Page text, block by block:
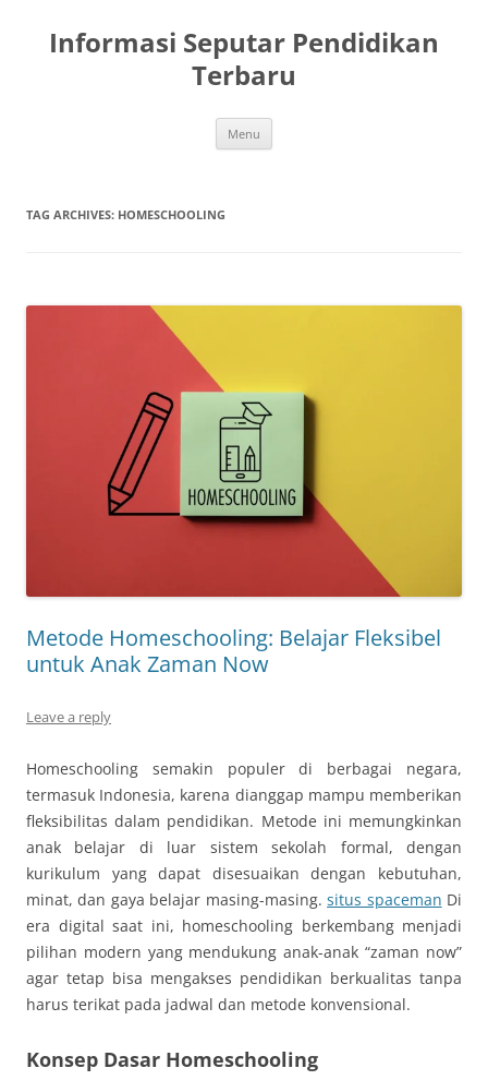
content
Informasi Seputar Pendidikan
Terbaru
Menu
TAG ARCHIVES: HOMESCHOOLING
Metode Homeschooling: Belajar Fleksibel
untuk Anak Zaman Now
Leave a reply
Homeschooling semakin populer di berbagai negara,
termasuk Indonesia, karena dianggap mampu memberikan
fleksibilitas dalam pendidikan. Metode ini memungkinkan
anak belajar di luar sistem sekolah formal, dengan
kurikulum yang dapat disesuaikan dengan kebutuhan,
minat, dan gaya belajar masing-masing.situs spaceman Di
era digital saat ini, homeschooling berkembang menjadi
pilihan modern yang mendukung anak-anak “zaman now”
agar tetap bisa mengakses pendidikan berkualitas tanpa
harus terikat pada jadwal dan metode konvensional.
Konsep Dasar Homeschooling